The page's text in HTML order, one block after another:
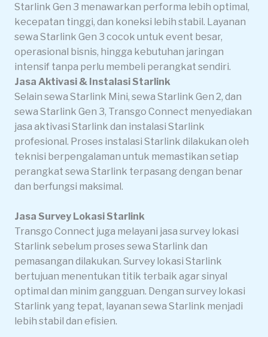
Starlink Gen 3 menawarkan performa lebih optimal,
kecepatan tinggi, dan koneksi lebih stabil. Layanan
sewa Starlink Gen 3 cocok untuk event besar,
operasional bisnis, hingga kebutuhan jaringan
intensif tanpa perlu membeli perangkat sendiri.
Jasa Aktivasi & Instalasi Starlink
Selain sewa Starlink Mini, sewa Starlink Gen 2, dan
sewa Starlink Gen 3, Transgo Connect menyediakan
jasa aktivasi Starlink dan instalasi Starlink
profesional. Proses instalasi Starlink dilakukan oleh
teknisi berpengalaman untuk memastikan setiap
perangkat sewa Starlink terpasang dengan benar
dan berfungsi maksimal.
Jasa Survey Lokasi Starlink
Transgo Connect juga melayani jasa survey lokasi
Starlink sebelum proses sewa Starlink dan
pemasangan dilakukan. Survey lokasi Starlink
bertujuan menentukan titik terbaik agar sinyal
optimal dan minim gangguan. Dengan survey lokasi
Starlink yang tepat, layanan sewa Starlink menjadi
lebih stabil dan efisien.